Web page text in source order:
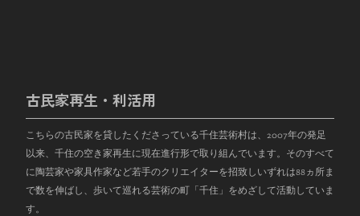
古民家再生・利活用
こちらの古民家を貸したくださっている千住芸術村は、 2007年の発足
以来、千住の空き家再生に現在進行形で取り組んでいます。そのすべて
に陶芸家や家具作家など若手のクリエイターを招致しいずれは88ヵ所ま
で数を伸ばし、歩いて巡れる芸術の町「千住」をめざして活動していま
す。